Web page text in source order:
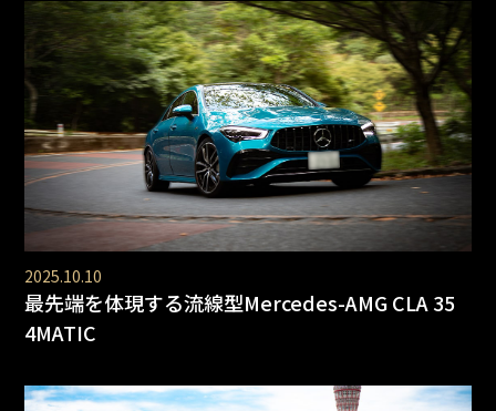
2025.10.10
最先端を体現する流線型Mercedes-AMG CLA 35
4MATIC